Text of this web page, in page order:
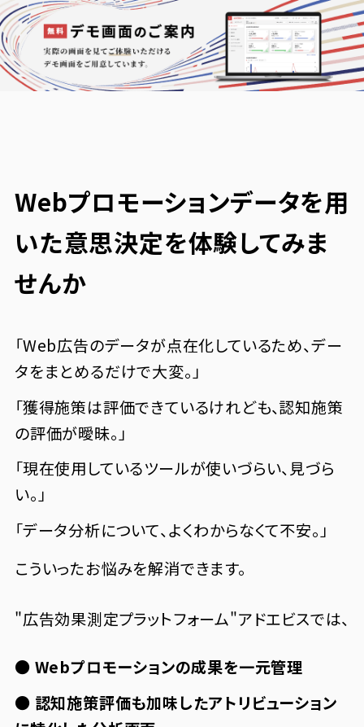
Webプロモーションデータを用
いた意思決定を体験してみま
せんか
「Web広告のデータが点在化しているため、デー
タをまとめるだけで大変。」
「獲得施策は評価できているけれども、認知施策
の評価が曖昧。」
「現在使用しているツールが使いづらい、見づら
い。」
「データ分析について、よくわからなくて不安。」
こういったお悩みを解消できます。
"広告効果測定プラットフォーム"アドエビスでは、
● Webプロモーションの成果を一元管理
● 認知施策評価も加味したアトリビューション